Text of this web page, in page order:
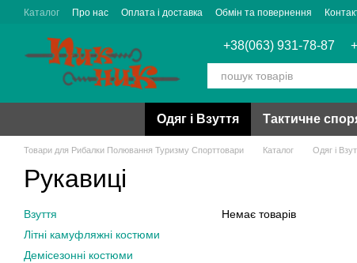
Перейти до основного контенту
Каталог Про нас Оплата і доставка Обмін та повернення
+38(063) 931-78-87
Одяг і Взуття Тактичне
Товари для Рибалки Полювання Туризму Спорттовари Каталог Одяг і
Рукавиці
Немає товарів
Взуття
Літні камуфляжні костюми
Демісезонні костюми